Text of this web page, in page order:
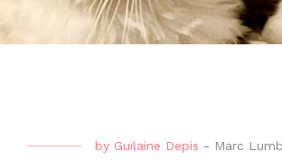
by Guilaine Depis - Marc